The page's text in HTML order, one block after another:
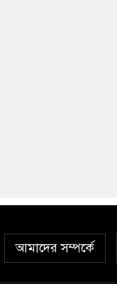
আমাদের সম্পর্কে